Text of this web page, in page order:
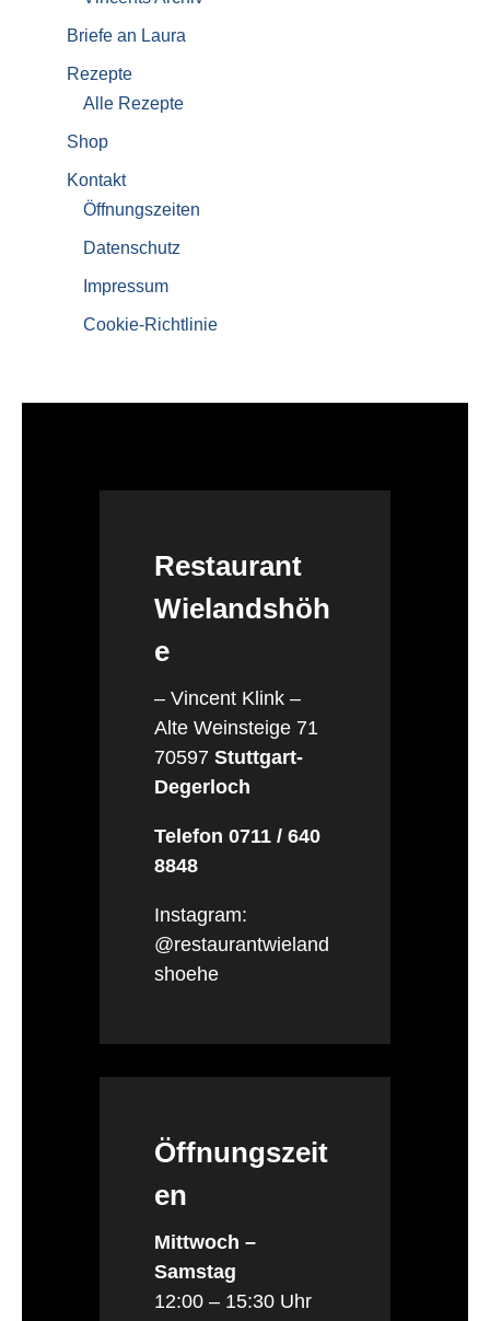
Briefe an Laura
Rezepte
Alle Rezepte
Shop
Kontakt
Öffnungszeiten
Datenschutz
Impressum
Cookie-Richtlinie
Restaurant
Wielandshöh
e
– Vincent Klink –
Alte Weinsteige 71
70597 Stuttgart-
Degerloch
Telefon 0711 / 640
8848
Instagram:
@restaurantwieland
shoehe
Öffnungszeit
en
Mittwoch –
Samstag
12:00 – 15:30 Uhr